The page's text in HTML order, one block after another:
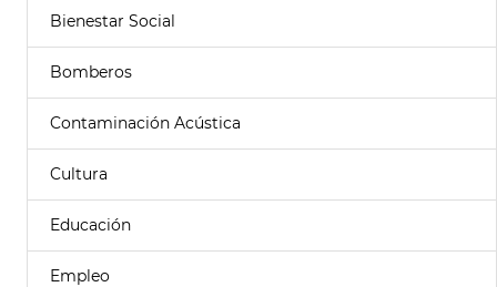
Bienestar Social
Bomberos
Contaminación Acústica
Cultura
Educación
Empleo